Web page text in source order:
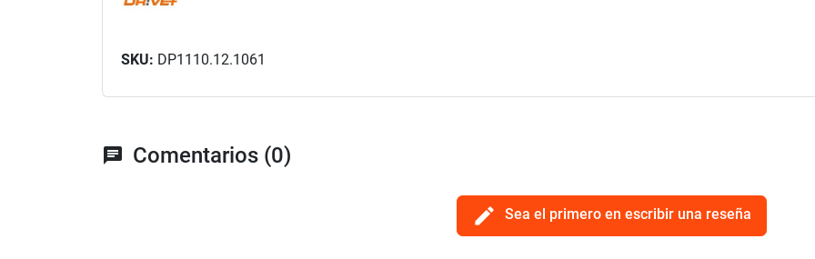
SKU: DP1110.12.1061
chat Comentarios (0)
edit Sea el primero en escribir una reseña